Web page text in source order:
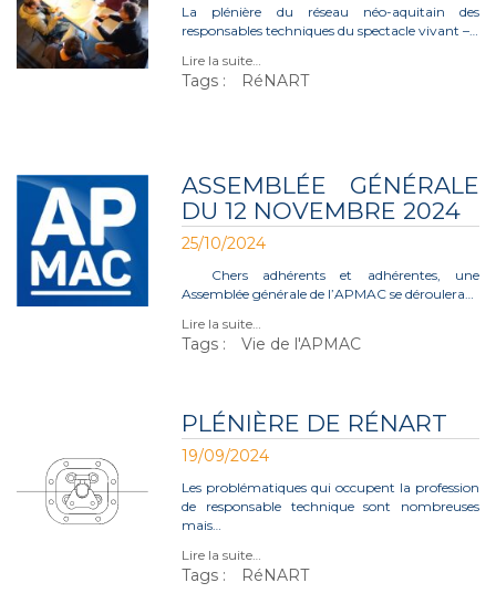
La plénière du réseau néo-aquitain des
responsables techniques du spectacle vivant –…
Lire la suite…
Tags : RéNART
ASSEMBLÉE GÉNÉRALE
DU 12 NOVEMBRE 2024
25/10/2024
Chers adhérents et adhérentes, une
Assemblée générale de l’APMAC se déroulera…
Lire la suite…
Tags : Vie de l'APMAC
PLÉNIÈRE DE RÉNART
19/09/2024
Les problématiques qui occupent la profession
de responsable technique sont nombreuses
mais…
Lire la suite…
Tags : RéNART